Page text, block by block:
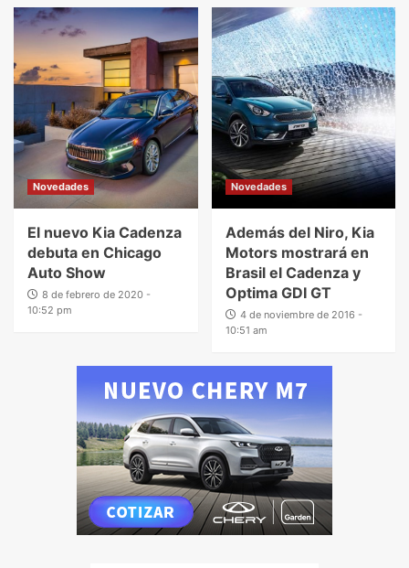
Novedades
El nuevo Kia Cadenza
debuta en Chicago
Auto Show
8 de febrero de 2020 -
10:52 pm
Novedades
Además del Niro, Kia
Motors mostrará en
Brasil el Cadenza y
Optima GDI GT
4 de noviembre de 2016 -
10:51 am